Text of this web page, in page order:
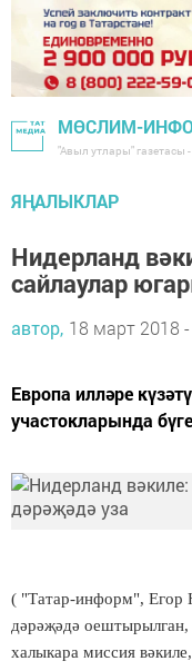
МӨСЛИМ-
"Авыл утлары"
ЯҢАЛЫКЛАР
Нидерланд
сайлаулар
автор, 18 март 2018 -
Европа илләре
участокларында
( "Татар-информ", Егор
дәрәҗәдә оештырылган,
халыкара миссия